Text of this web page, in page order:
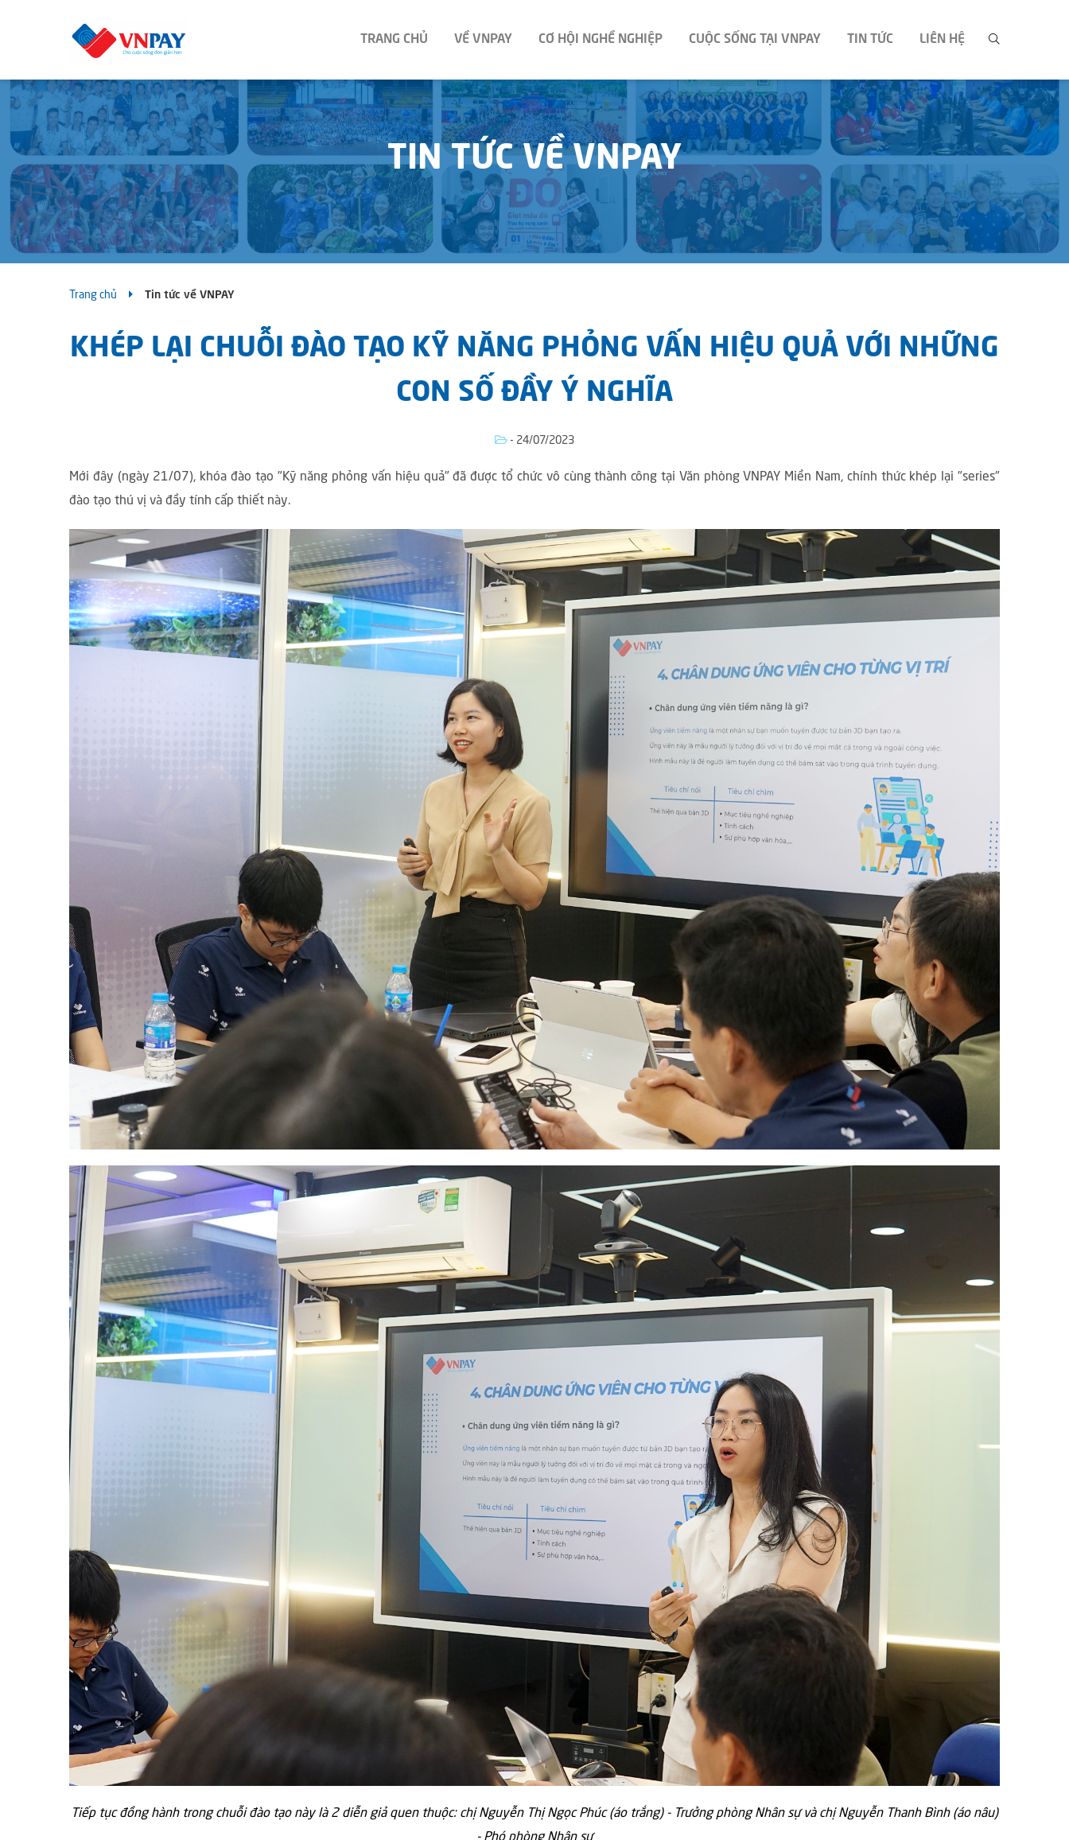
TRANG CHỦ VỀ VNPAY CƠ HỘI NGHỀ NGHIỆP CUỘC SỐNG TẠI VNPAY TIN TỨC LIÊN HỆ
TIN TỨC VỀ VNPAY
Trang chủ Tin tức về VNPAY
KHÉP LẠI CHUỖI ĐÀO TẠO KỸ NĂNG PHỎNG VẤN HIỆU QUẢ VỚI NHỮNG
CON SỐ ĐẦY Ý NGHĨA
- 24/07/2023
Mới đây (ngày 21/07), khóa đào tạo "Kỹ năng phỏng vấn hiệu quả" đã được tổ chức vô cùng thành công tại Văn phòng VNPAY Miền Nam, chính thức khép lại "series"
đào tạo thú vị và đầy tính cấp thiết này.
Tiếp tục đồng hành trong chuỗi đào tạo này là 2 diễn giả quen thuộc: chị Nguyễn Thị Ngọc Phúc (áo trắng) - Trưởng phòng Nhân sự và chị Nguyễn Thanh Bình (áo nâu)
- Phó phòng Nhân sự